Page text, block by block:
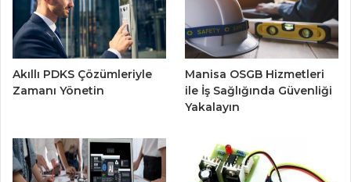
Akıllı PDKS Çözümleriyle
Zamanı Yönetin
Manisa OSGB Hizmetleri
ile İş Sağlığında Güvenliği
Yakalayın